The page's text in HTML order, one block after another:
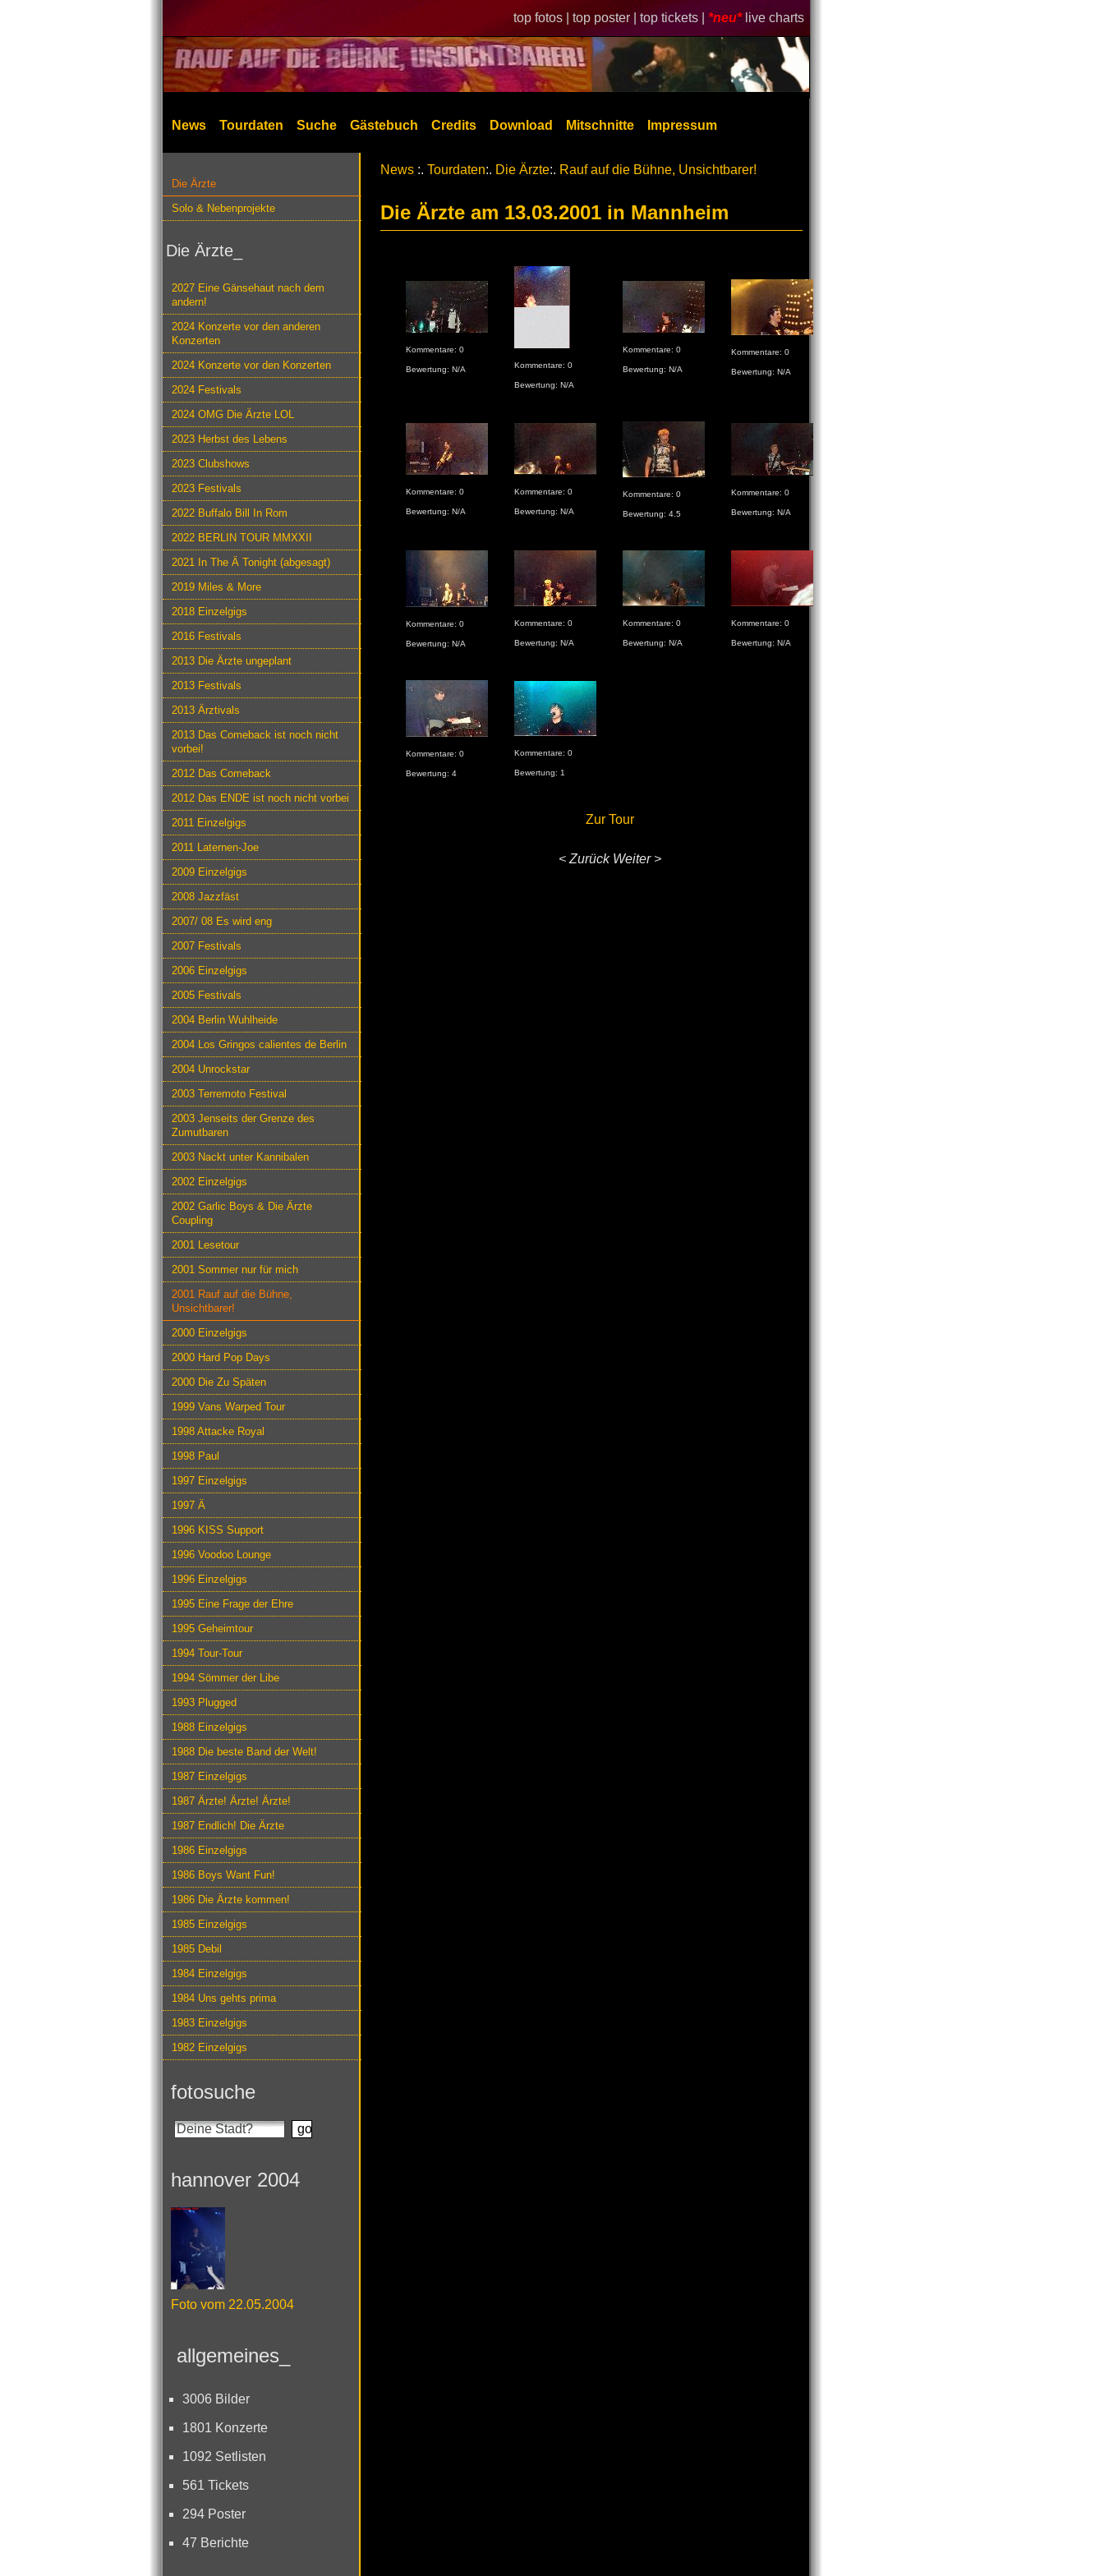
top fotos | top poster | top tickets | *neu* live charts
News Tourdaten Suche Gästebuch Credits Download Mitschnitte Impressum
Die Ärzte
Solo & Nebenprojekte
Die Ärzte_
2027 Eine Gänsehaut nach dem
andern!
2024 Konzerte vor den anderen
Konzerten
2024 Konzerte vor den Konzerten
2024 Festivals
2024 OMG Die Ärzte LOL
2023 Herbst des Lebens
2023 Clubshows
2023 Festivals
2022 Buffalo Bill In Rom
2022 BERLIN TOUR MMXXII
2021 In The Ä Tonight (abgesagt)
2019 Miles & More
2018 Einzelgigs
2016 Festivals
2013 Die Ärzte ungeplant
2013 Festivals
2013 Ärztivals
2013 Das Comeback ist noch nicht
vorbei!
2012 Das Comeback
2012 Das ENDE ist noch nicht vorbei
2011 Einzelgigs
2011 Laternen-Joe
2009 Einzelgigs
2008 Jazzfäst
2007/ 08 Es wird eng
2007 Festivals
2006 Einzelgigs
2005 Festivals
2004 Berlin Wuhlheide
2004 Los Gringos calientes de Berlin
2004 Unrockstar
2003 Terremoto Festival
2003 Jenseits der Grenze des
Zumutbaren
2003 Nackt unter Kannibalen
2002 Einzelgigs
2002 Garlic Boys & Die Ärzte
Coupling
2001 Lesetour
2001 Sommer nur für mich
2001 Rauf auf die Bühne,
Unsichtbarer!
2000 Einzelgigs
2000 Hard Pop Days
2000 Die Zu Späten
1999 Vans Warped Tour
1998 Attacke Royal
1998 Paul
1997 Einzelgigs
1997 Ä
1996 KISS Support
1996 Voodoo Lounge
1996 Einzelgigs
1995 Eine Frage der Ehre
1995 Geheimtour
1994 Tour-Tour
1994 Sömmer der Libe
1993 Plugged
1988 Einzelgigs
1988 Die beste Band der Welt!
1987 Einzelgigs
1987 Ärzte! Ärzte! Ärzte!
1987 Endlich! Die Ärzte
1986 Einzelgigs
1986 Boys Want Fun!
1986 Die Ärzte kommen!
1985 Einzelgigs
1985 Debil
1984 Einzelgigs
1984 Uns gehts prima
1983 Einzelgigs
1982 Einzelgigs
fotosuche
hannover 2004
Foto vom 22.05.2004
allgemeines_
3006 Bilder
1801 Konzerte
1092 Setlisten
561 Tickets
294 Poster
47 Berichte
News :. Tourdaten:. Die Ärzte:. Rauf auf die Bühne, Unsichtbarer!
Die Ärzte am 13.03.2001 in Mannheim
Kommentare: 0
Bewertung: N/A Kommentare: 0
Bewertung: N/A
Kommentare: 0
Bewertung: N/A
Kommentare: 0
Bewertung: N/A
Kommentare: 0
Bewertung: N/A
Kommentare: 0
Bewertung: N/A
Kommentare: 0
Bewertung: 4.5
Kommentare: 0
Bewertung: N/A
Kommentare: 0
Bewertung: N/A
Kommentare: 0
Bewertung: N/A
Kommentare: 0
Bewertung: N/A
Kommentare: 0
Bewertung: N/A
Kommentare: 0
Bewertung: 4
Kommentare: 0
Bewertung: 1
Zur Tour
< Zurück Weiter >